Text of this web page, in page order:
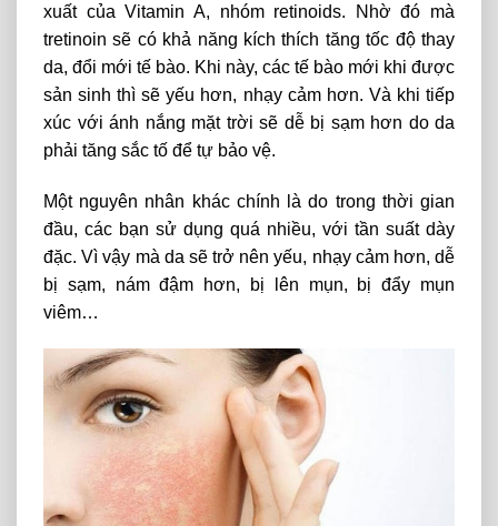
xuất của Vitamin A, nhóm retinoids. Nhờ đó mà
tretinoin sẽ có khả năng kích thích tăng tốc độ thay
da, đổi mới tế bào. Khi này, các tế bào mới khi được
sản sinh thì sẽ yếu hơn, nhạy cảm hơn. Và khi tiếp
xúc với ánh nắng mặt trời sẽ dễ bị sạm hơn do da
phải tăng sắc tố để tự bảo vệ.
Một nguyên nhân khác chính là do trong thời gian
đầu, các bạn sử dụng quá nhiều, với tần suất dày
đặc. Vì vậy mà da sẽ trở nên yếu, nhạy cảm hơn, dễ
bị sạm, nám đậm hơn, bị lên mụn, bị đẩy mụn
viêm…